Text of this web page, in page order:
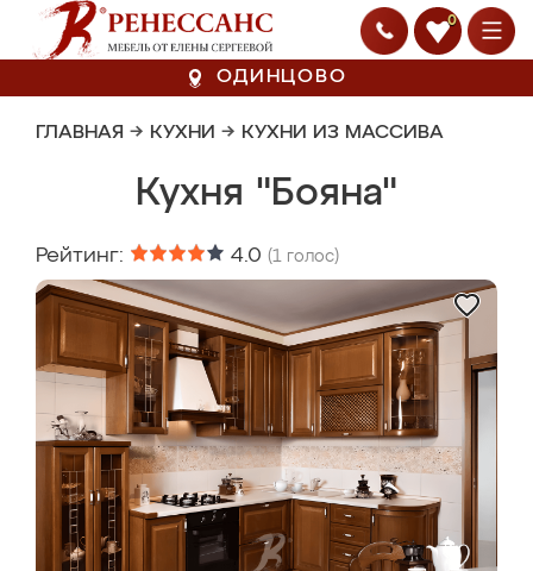
0
ОДИНЦОВО
ГЛАВНАЯ → КУХНИ → КУХНИ ИЗ МАССИВА
Кухня "Бояна"
Рейтинг: 4.0 (1 голос)